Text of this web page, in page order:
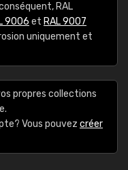
RAL
9006 et RAL 9007
uniquement et
propres collections
Vous pouvez créer